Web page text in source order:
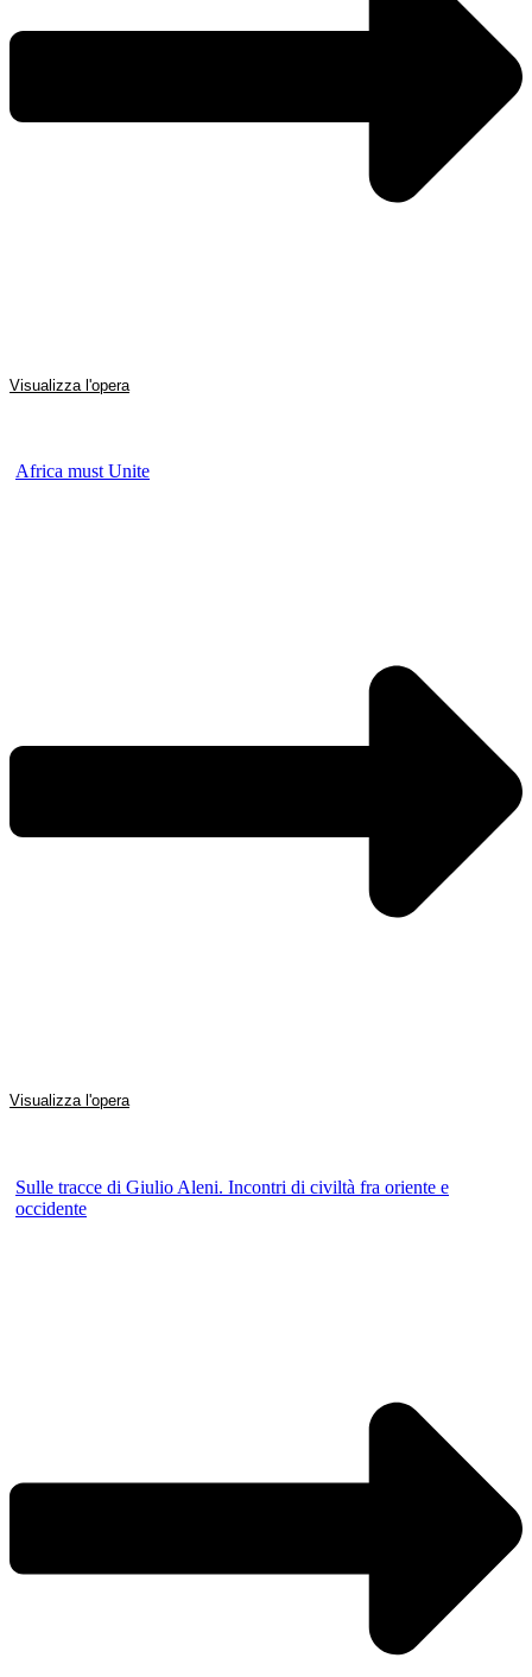
Visualizza l'opera
Africa must Unite
Visualizza l'opera
Sulle tracce di Giulio Aleni. Incontri di civiltà fra oriente e
occidente